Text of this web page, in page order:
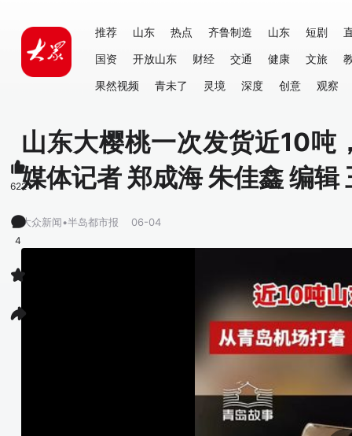
推荐 山东 热点 齐鲁制造 山东 短剧
国资
开放山东 财经 交通 健康 文旅
果然视频
青未了 灵境 深度 创意 观察
山东大樱桃一次发货近10吨
媒体记者 郑成海 朱佳鑫 编辑
大众新闻•半岛都市报 06-04
622
4